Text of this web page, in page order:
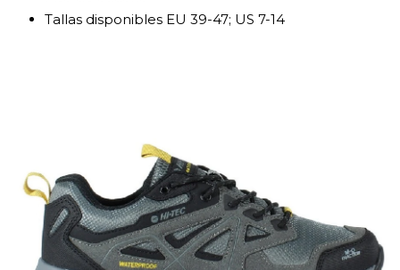
Tallas disponibles EU 39-47; US 7-14